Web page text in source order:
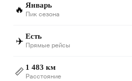
🔥 Январь
Пик сезона
✈️ Есть
Прямые рейсы
📏 1 483 км
Расстояние